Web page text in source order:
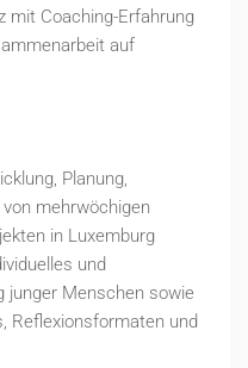
mit Coaching-Erfahrung
auf
Planung,
mehrwöchigen
in Luxemburg
und
junger Menschen sowie
Reflexionsformaten und